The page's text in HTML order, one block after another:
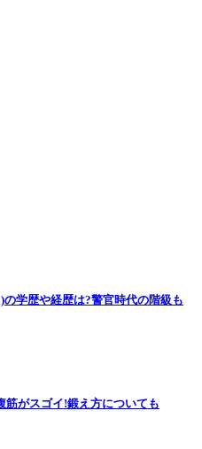
学歴や経歴は?警官時代の階級も
がスゴイ!鍛え方についても